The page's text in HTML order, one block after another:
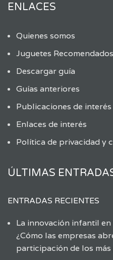
ENLACES
Quienes somos
Juguetes Recomendados
Descargar guía
Guías anteriores
Publicaciones de interés
Enlaces de interés
Política de privacidad y
ÚLTIMAS
ENTRADAS RECIENTES
La innovación infantil
¿Cómo las empresas
participación de los más